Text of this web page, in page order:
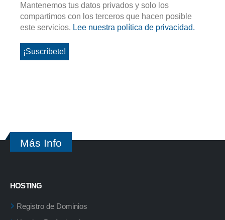
Mantenemos tus datos privados y solo los
compartimos con los terceros que hacen posible
este servicios. Lee nuestra política de privacidad.
Más Info
HOSTING
Registro de Dominios